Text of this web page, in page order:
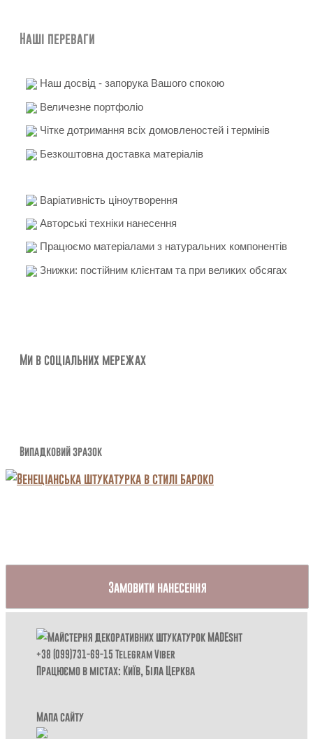
Наші переваги
Наш досвід - запорука Вашого спокою
Величезне портфоліо
Чітке дотримання всіх домовленостей і термінів
Безкоштовна доставка матеріалів
Варіативність ціноутворення
Авторські техніки нанесення
Працюємо матеріалами з натуральних компонентів
Знижки: постійним клієнтам та при великих обсягах
Ми в соціальних мережах
Випадковий зразок
Замовити нанесення
+38 (099)731-69-15 TelegramViber
Працюємо в містах: Київ,Біла Церква
Мапа сайту